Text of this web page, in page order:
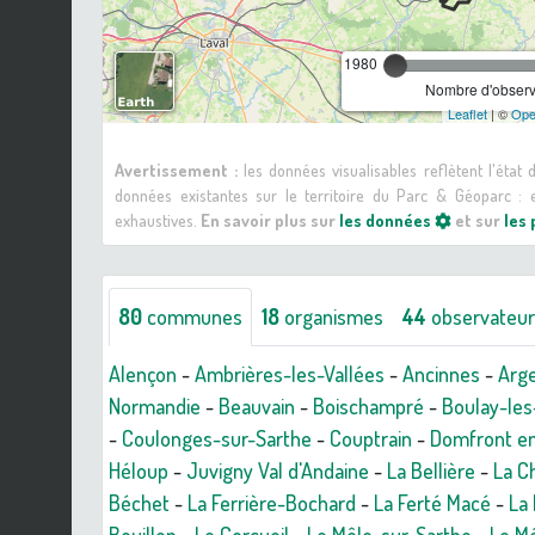
1980
Nombre
Leaflet| ©
Avertissement : les données visualisables reflètent l'état
données existantes sur le territoire du Parc & Géoparc :
exhaustives. En savoir plus sur les données et sur les
80 communes 18 organismes 44
Alençon -Ambrières-les-Vallées -Ancinnes -
Normandie - Beauvain - Boischampré - Boulay-
- Coulonges-sur-Sarthe - Couptrain - Domfront
Héloup - Juvigny Val d'Andaine - La Bellière - La
Béchet- La Ferrière-Bochard - La Ferté Macé -